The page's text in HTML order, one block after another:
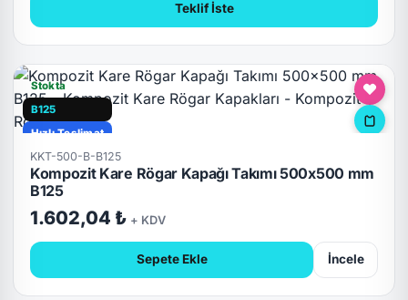
Teklif İste
Stokta
B125
Hızlı Teslimat
KKT-500-B-B125
Kompozit Kare Rögar Kapağı Takımı 500x500 mm
B125
1.602,04 ₺ + KDV
Sepete Ekle İncele